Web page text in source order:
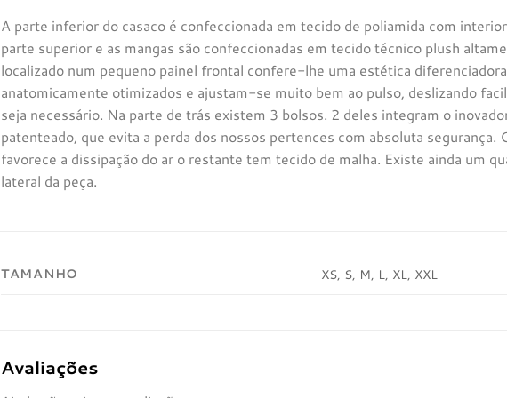
A parte inferior do casaco é confeccionada em tecido de poliamida com
parte superior e as mangas são confeccionadas em tecido técnico plush
localizado num pequeno painel frontal confere-lhe uma estética
anatomicamente otimizados e ajustam-se muito bem ao pulso, deslizando
seja necessário. Na parte de trás existem 3 bolsos. 2 deles integram o
patenteado, que evita a perda dos nossos pertences com absoluta
favorece a dissipação do ar o restante tem tecido de malha. Existe ainda um
lateral da peça.
TAMANHO XS, S, M, L, XL, XXL
Avaliações